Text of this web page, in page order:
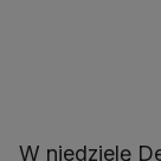
W niedzielę